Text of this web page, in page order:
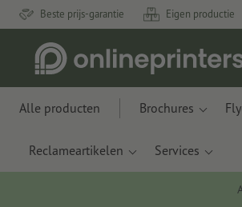
Beste prijs-garantie Eigen productie
Alle producten Brochures
Reclameartikelen Services